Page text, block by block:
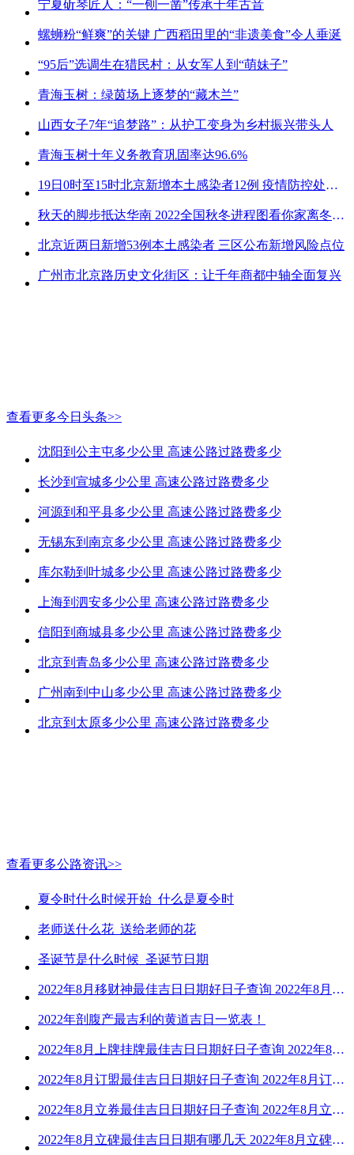
宁夏斫琴匠人：“一刨一凿”传承千年古音
螺蛳粉“鲜爽”的关键 广西稻田里的“非遗美食”令人垂涎
“95后”选调生在猎民村：从女军人到“萌妹子”
青海玉树：绿茵场上逐梦的“藏木兰”
山西女子7年“追梦路”：从护工变身为乡村振兴带头人
青海玉树十年义务教育巩固率达96.6%
19日0时至15时北京新增本土感染者12例 疫情防控处关键时刻
秋天的脚步抵达华南 2022全国秋冬进程图看你家离冬天有多远
北京近两日新增53例本土感染者 三区公布新增风险点位
广州市北京路历史文化街区：让千年商都中轴全面复兴
查看更多今日头条>>
沈阳到公主屯多少公里 高速公路过路费多少
长沙到宣城多少公里 高速公路过路费多少
河源到和平县多少公里 高速公路过路费多少
无锡东到南京多少公里 高速公路过路费多少
库尔勒到叶城多少公里 高速公路过路费多少
上海到泗安多少公里 高速公路过路费多少
信阳到商城县多少公里 高速公路过路费多少
北京到青岛多少公里 高速公路过路费多少
广州南到中山多少公里 高速公路过路费多少
北京到太原多少公里 高速公路过路费多少
查看更多公路资讯>>
夏令时什么时候开始_什么是夏令时
老师送什么花_送给老师的花
圣诞节是什么时候_圣诞节日期
2022年8月移财神最佳吉日日期好日子查询 2022年8月移财神吉日一览
2022年剖腹产最吉利的黄道吉日一览表！
2022年8月上牌挂牌最佳吉日日期好日子查询 2022年8月上牌吉日精选
2022年8月订盟最佳吉日日期好日子查询 2022年8月订盟黄道吉日一览
2022年8月立券最佳吉日日期好日子查询 2022年8月立券的黄道吉日一览
2022年8月立碑最佳吉日日期有哪几天 2022年8月立碑吉日查询